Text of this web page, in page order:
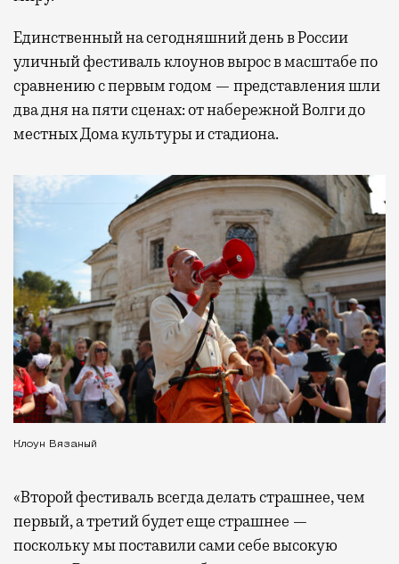
Единственный на сегодняшний день в России
уличный фестиваль клоунов вырос в масштабе по
сравнению с первым годом — представления шли
два дня на пяти сценах: от набережной Волги до
местных Дома культуры и стадиона.
Клоун Вязаный
«Второй фестиваль всегда делать страшнее, чем
первый, а третий будет еще страшнее —
поскольку мы поставили сами себе высокую